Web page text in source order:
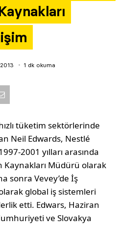
1 dk okuma
tüketim sektörlerinde
Neil Edwards, Nestlé
2001 yılları arasında
Kaynakları Müdürü olarak
sonra Vevey’de İş
global iş sistemleri
etti. Edwars, Haziran
ve Slovakya